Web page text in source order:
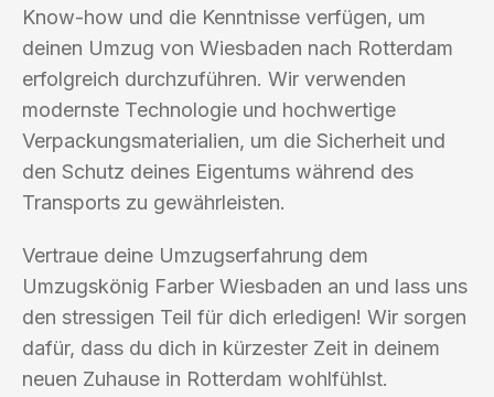
Know-how und die Kenntnisse verfügen, um
deinen Umzug von Wiesbaden nach Rotterdam
erfolgreich durchzuführen. Wir verwenden
modernste Technologie und hochwertige
Verpackungsmaterialien, um die Sicherheit und
den Schutz deines Eigentums während des
Transports zu gewährleisten.
Vertraue deine Umzugserfahrung dem
Umzugskönig Farber Wiesbaden an und lass uns
den stressigen Teil für dich erledigen! Wir sorgen
dafür, dass du dich in kürzester Zeit in deinem
neuen Zuhause in Rotterdam wohlfühlst.